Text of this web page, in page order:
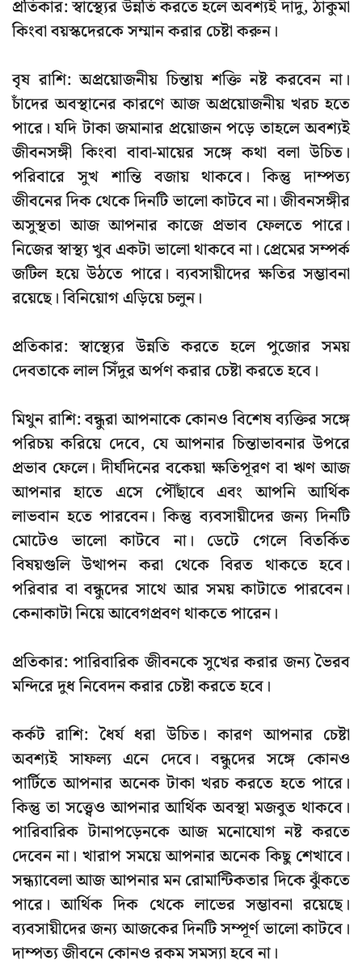
প্রতিকার: স্বাস্থ্যের উন্নতি করতে হলে অবশ্যই দাদু, ঠাকুমা
কিংবা বয়স্কদেরকে সম্মান করার চেষ্টা করুন।
বৃষ রাশি: অপ্রয়োজনীয় চিন্তায় শক্তি নষ্ট করবেন না।
চাঁদের অবস্থানের কারণে আজ অপ্রয়োজনীয় খরচ হতে
পারে। যদি টাকা জমানার প্রয়োজন পড়ে তাহলে অবশ্যই
জীবনসঙ্গী কিংবা বাবা-মায়ের সঙ্গে কথা বলা উচিত।
পরিবারে সুখ শান্তি বজায় থাকবে। কিন্তু দাম্পত্য
জীবনের দিক থেকে দিনটি ভালো কাটবে না। জীবনসঙ্গীর
অসুস্থতা আজ আপনার কাজে প্রভাব ফেলতে পারে।
নিজের স্বাস্থ্য খুব একটা ভালো থাকবে না। প্রেমের সম্পর্ক
জটিল হয়ে উঠতে পারে। ব্যবসায়ীদের ক্ষতির সম্ভাবনা
রয়েছে। বিনিয়োগ এড়িয়ে চলুন।
প্রতিকার: স্বাস্থ্যের উন্নতি করতে হলে পুজোর সময়
দেবতাকে লাল সিঁদুর অর্পণ করার চেষ্টা করতে হবে।
মিথুন রাশি: বন্ধুরা আপনাকে কোনও বিশেষ ব্যক্তির সঙ্গে
পরিচয় করিয়ে দেবে, যে আপনার চিন্তাভাবনার উপরে
প্রভাব ফেলে। দীর্ঘদিনের বকেয়া ক্ষতিপূরণ বা ঋণ আজ
আপনার হাতে এসে পৌঁছাবে এবং আপনি আর্থিক
লাভবান হতে পারবেন। কিন্তু ব্যবসায়ীদের জন্য দিনটি
মোটেও ভালো কাটবে না। ডেটে গেলে বিতর্কিত
বিষয়গুলি উত্থাপন করা থেকে বিরত থাকতে হবে।
পরিবার বা বন্ধুদের সাথে আর সময় কাটাতে পারবেন।
কেনাকাটা নিয়ে আবেগপ্রবণ থাকতে পারেন।
প্রতিকার: পারিবারিক জীবনকে সুখের করার জন্য ভৈরব
মন্দিরে দুধ নিবেদন করার চেষ্টা করতে হবে।
কর্কট রাশি: ধৈর্য ধরা উচিত। কারণ আপনার চেষ্টা
অবশ্যই সাফল্য এনে দেবে। বন্ধুদের সঙ্গে কোনও
পার্টিতে আপনার অনেক টাকা খরচ করতে হতে পারে।
কিন্তু তা সত্ত্বেও আপনার আর্থিক অবস্থা মজবুত থাকবে।
পারিবারিক টানাপড়েনকে আজ মনোযোগ নষ্ট করতে
দেবেন না। খারাপ সময়ে আপনার অনেক কিছু শেখাবে।
সন্ধ্যাবেলা আজ আপনার মন রোমান্টিকতার দিকে ঝুঁকতে
পারে। আর্থিক দিক থেকে লাভের সম্ভাবনা রয়েছে।
ব্যবসায়ীদের জন্য আজকের দিনটি সম্পূর্ণ ভালো কাটবে।
দাম্পত্য জীবনে কোনও রকম সমস্যা হবে না।